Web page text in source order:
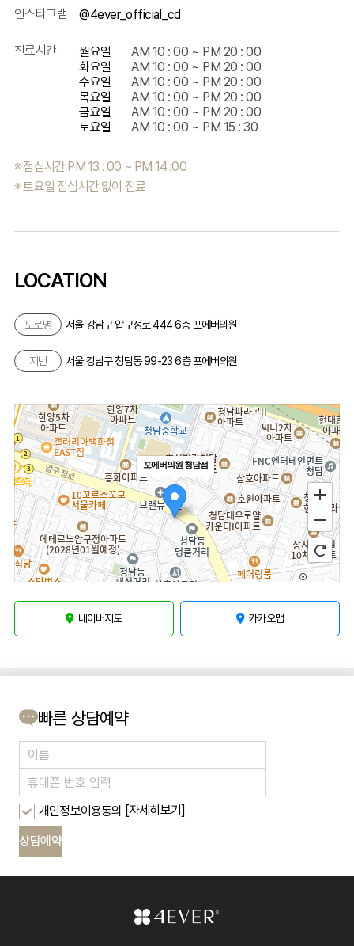
인스타그램 @4ever_official_cd
진료시간 월요일
AM 10 : 00 ~ PM 20 : 00
화요일
AM 10 : 00 ~ PM 20 : 00
수요일
AM 10 : 00 ~ PM 20 : 00
목요일
AM 10 : 00 ~ PM 20 : 00
금요일
AM 10 : 00 ~ PM 20 : 00
토요일
AM 10 : 00 ~ PM 15 : 30
※ 점심시간 PM 13 : 00 ~ PM 14 :00
※ 토요일 점심시간 없이 진료
LOCATION
도로명 서울 강남구 압구정로 444 6층 포에버의원
지번 서울 강남구 청담동 99-23 6층 포에버의원
포에버의원 청담점
네이버지도 카카오맵
빠른 상담예약
개인정보이용동의 [자세히보기]
상담예약